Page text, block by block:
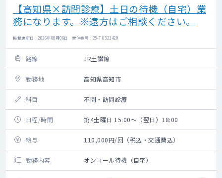
【高知県×訪問診療】土日の待機（自宅）業
務になります。※遠方はご相談ください。
掲載更新日 : 2026年08月06日 案件番号 : 25-TU321429
路線 JR土讃線
勤務地 高知県高知市
科目 不問・訪問診療
日程/時間 第4土曜日 15:00～（翌日）18:00
給与 110,000円/回（税込・交通費込）
勤務内容 オンコール待機（自宅）